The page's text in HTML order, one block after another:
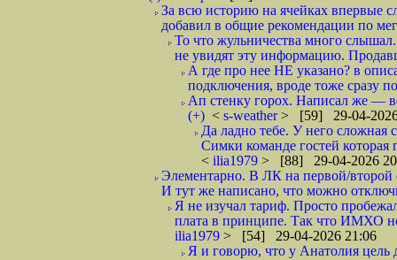
За всю историю на ячейках впервые
добавил в общие рекомендации по
То что жульничества много
не увидят эту информацию.
А где про нее НЕ указано? в
подключения, вроде тоже сразу
Ап стенку горох. Написал же —
(+) < s-weather> [59] 29-04-
Да ладно тебе. У него сложная
Симки команде гостей которая
< ilia1979 > [88] 29-04-2026
Элементарно. В ЛК на первой/второй
И тут же написано, что можно
Я не изучал тариф. Просто
плата в принципе. Так что ИМХО
ilia1979 > [54] 29-04-2026 21:06
Я и говорю, что у Анатолия цель